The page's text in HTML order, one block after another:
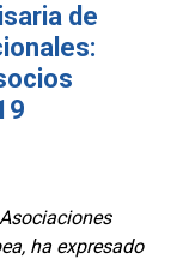
de
ha expresado